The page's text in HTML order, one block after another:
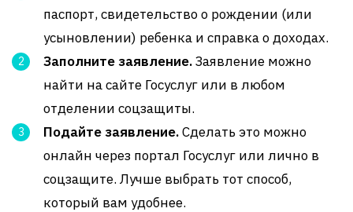
паспорт, свидетельство о рождении (или
усыновлении) ребенка и справка о доходах.
Заполните заявление.Заявление можно
найти на сайте Госуслуг или в любом
отделении соцзащиты.
Подайте заявление.Сделать это можно
онлайн через портал Госуслуг или лично в
соцзащите. Лучше выбрать тот способ,
который вам удобнее.